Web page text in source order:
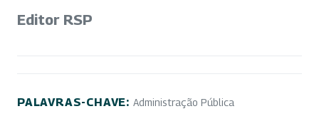
Editor RSP
PALAVRAS-CHAVE: Administração Pública